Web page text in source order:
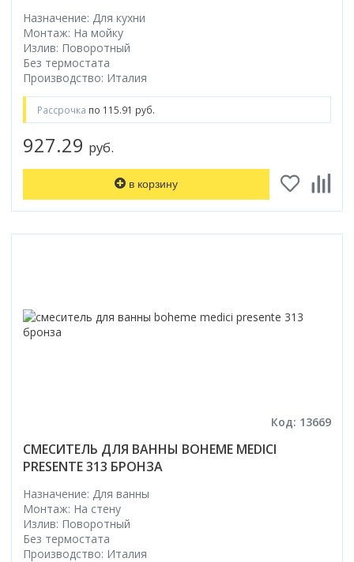
Назначение: Для кухни
Монтаж: На мойку
Излив: Поворотный
Без термостата
Производство: Италия
Рассрочка по 115.91 руб.
927.29 руб.
в корзину
Код: 13669
СМЕСИТЕЛЬ ДЛЯ ВАННЫ BOHEME MEDICI
PRESENTE 313 БРОНЗА
Назначение: Для ванны
Монтаж: На стену
Излив: Поворотный
Без термостата
Производство: Италия